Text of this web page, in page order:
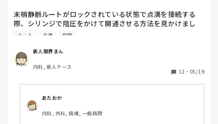
末梢静脈ルートがロックされている状態で点滴を接続する
際、シリンジで陰圧をかけて開通させる方法を見かけまし
た。しかし、どの程度の陰圧が適切なのかや、正しい手順が
ていただけると助かります。
三方活栓じゃないです。
ルート 点滴 病院
新人限界まん
内科, 新人ナース
12 ・ 05/19
あたおか
内科, 外科, 病棟, 一般病院